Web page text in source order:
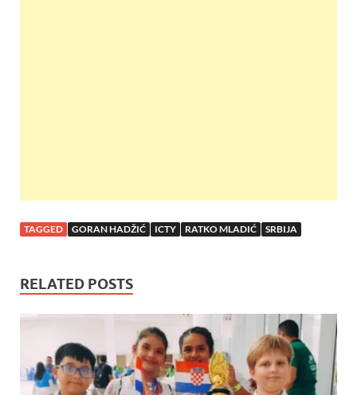
TAGGED GORAN HADŽIĆ ICTY RATKO MLADIĆ SRBIJA
RELATED POSTS